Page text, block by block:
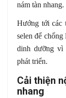
nám tàn nhang.
Hướng tới các
selen để
dinh dưỡng vì
phát triển.
Cải thiện
nhang